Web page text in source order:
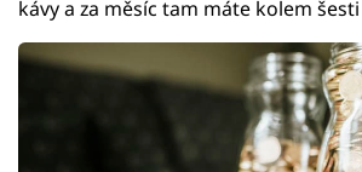
kávy a za měsíc tam máte kolem